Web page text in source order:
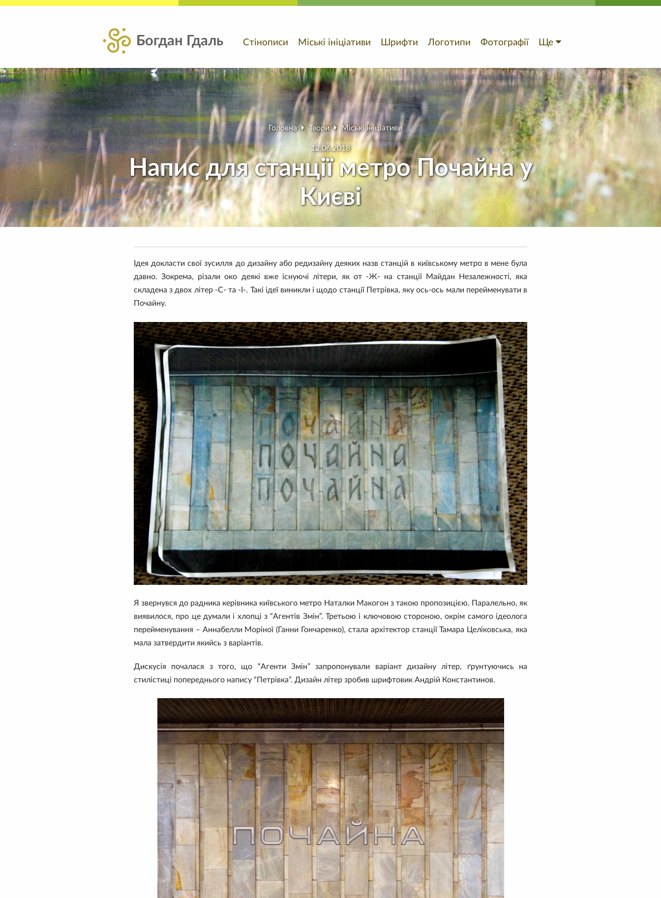
Богдан Гдаль Стінописи Міські ініціативи Шрифти Логотипи Фотографії Ще
Головна Твори Міські ініціативи
12.06.2018
Напис для станції метро Почайна у
Києві
Ідея докласти свої зусилля до дизайну або редизайну деяких назв станцій в київському метро в мене була
давно. Зокрема, різали око деякі вже існуючі літери, як от -Ж- на станції Майдан Незалежності, яка
складена з двох літер -С- та -І-. Такі ідеї виникли і щодо станції Петрівка, яку ось-ось мали перейменувати в
Почайну.
Я звернувся до радника керівника київського метро Наталки Макогон з такою пропозицією. Паралельно, як
виявилося, про це думали і хлопці з “Агентів Змін”. Третьою і ключовою стороною, окрім самого ідеолога
перейменування – Аннабелли Моріної (Ганни Гончаренко), стала архітектор станції Тамара Целіковська, яка
мала затвердити якийсь з варіантів.
Дискусія почалася з того, що “Агенти Змін” запропонували варіант дизайну літер, ґрунтуючись на
стилістиці попереднього напису “Петрівка”. Дизайн літер зробив шрифтовик Андрій Константинов.